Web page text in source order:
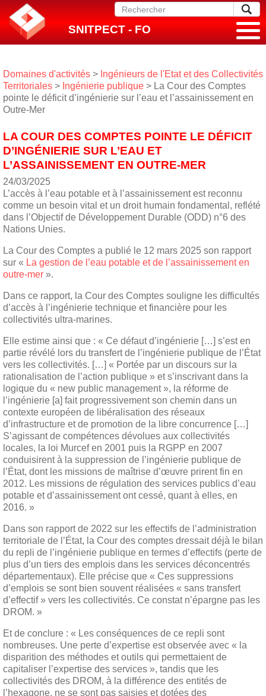
SNITPECT - FO
Domaines d'activités > Ingénieurs de l'Etat et des Collectivités
Territoriales > Ingénierie publique > La Cour des Comptes
pointe le déficit d’ingénierie sur l’eau et l’assainissement en
Outre-Mer
LA COUR DES COMPTES POINTE LE DÉFICIT
D’INGÉNIERIE SUR L’EAU ET
L’ASSAINISSEMENT EN OUTRE-MER
24/03/2025
L’accès à l’eau potable et à l’assainissement est reconnu
comme un besoin vital et un droit humain fondamental, reflété
dans l’Objectif de Développement Durable (ODD) n°6 des
Nations Unies.
La Cour des Comptes a publié le 12 mars 2025 son rapport
sur « La gestion de l’eau potable et de l’assainissement en
outre-mer ».
Dans ce rapport, la Cour des Comptes souligne les difficultés
d’accès à l’ingénierie technique et financière pour les
collectivités ultra-marines.
Elle estime ainsi que : « Ce défaut d’ingénierie […] s’est en
partie révélé lors du transfert de l’ingénierie publique de l’État
vers les collectivités. […] « Portée par un discours sur la
rationalisation de l’action publique » et s’inscrivant dans la
logique du « new public management », la réforme de
l’ingénierie [a] fait progressivement son chemin dans un
contexte européen de libéralisation des réseaux
d’infrastructure et de promotion de la libre concurrence […]
S’agissant de compétences dévolues aux collectivités
locales, la loi Murcef en 2001 puis la RGPP en 2007
conduisirent à la suppression de l’ingénierie publique de
l’État, dont les missions de maîtrise d’œuvre prirent fin en
2012. Les missions de régulation des services publics d’eau
potable et d’assainissement ont cessé, quant à elles, en
2016. »
Dans son rapport de 2022 sur les effectifs de l’administration
territoriale de l’État, la Cour des comptes dressait déjà le bilan
du repli de l’ingénierie publique en termes d’effectifs (perte de
plus d’un tiers des emplois dans les services déconcentrés
départementaux). Elle précise que « Ces suppressions
d’emplois se sont bien souvent réalisées « sans transfert
d’effectif » vers les collectivités. Ce constat n’épargne pas les
DROM. »
Et de conclure : « Les conséquences de ce repli sont
nombreuses. Une perte d’expertise est observée avec « la
disparition des méthodes et outils qui permettaient de
capitaliser l’expertise des services », tandis que les
collectivités des DROM, à la différence des entités de
l’hexagone, ne se sont pas saisies et dotées des